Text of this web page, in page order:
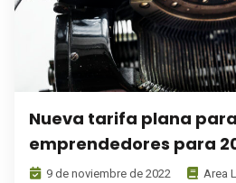
Nueva tarifa plana para
emprendedores para
9 de noviembre de 2022 Area